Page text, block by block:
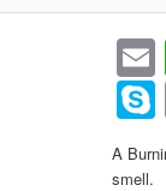
A
smell.